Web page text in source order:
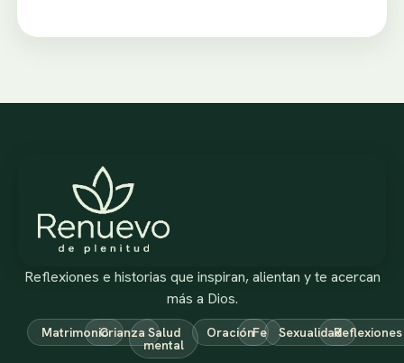
Reflexiones e historias que inspiran, alientan y te acercan
más a Dios.
MatrimonioCrianza Salud
mental
OraciónFe SexualidadReflexiones